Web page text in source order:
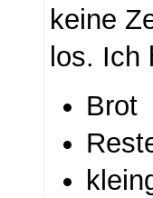
keine
los. Ich
Brot